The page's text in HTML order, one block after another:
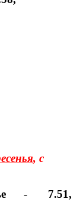
, с
- 7.51,